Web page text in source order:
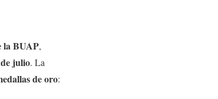
la BUAP,
julio. La
de oro: